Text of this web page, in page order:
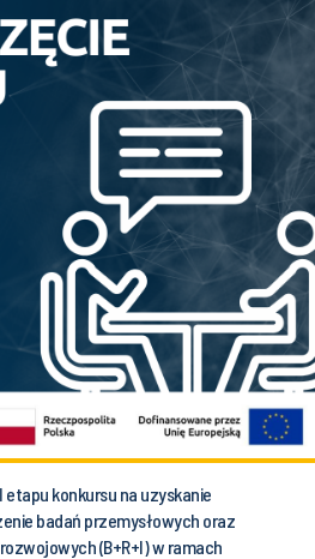
konkursu na uzyskanie
badań przemysłowych oraz
(B+R+I) w ramach